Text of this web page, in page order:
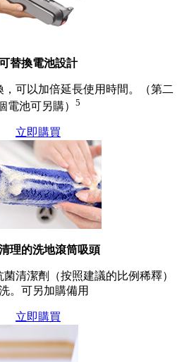
替換電池設計
可以加倍延長使用時間。（第二
電池可另購） 5
立即購買
理的洗地滾筒吸頭
清潔劑（按照建議的比例稀釋）
。可另加購備用
立即購買